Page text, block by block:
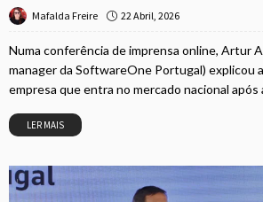
Mafalda Freire 22 Abril, 2026
Numa conferência de imprensa online, Artur
manager da SoftwareOne Portugal) explicou
empresa que entra no mercado nacional após
LER MAIS